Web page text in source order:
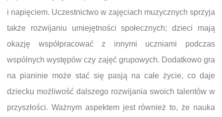
i napięciem. Uczestnictwo w zajęciach muzycznych sprzyja
także rozwijaniu umiejętności społecznych; dzieci mają
okazję współpracować z innymi uczniami podczas
wspólnych występów czy zajęć grupowych. Dodatkowo gra
na pianinie może stać się pasją na całe życie, co daje
dziecku możliwość dalszego rozwijania swoich talentów w
przyszłości. Ważnym aspektem jest również to, że nauka